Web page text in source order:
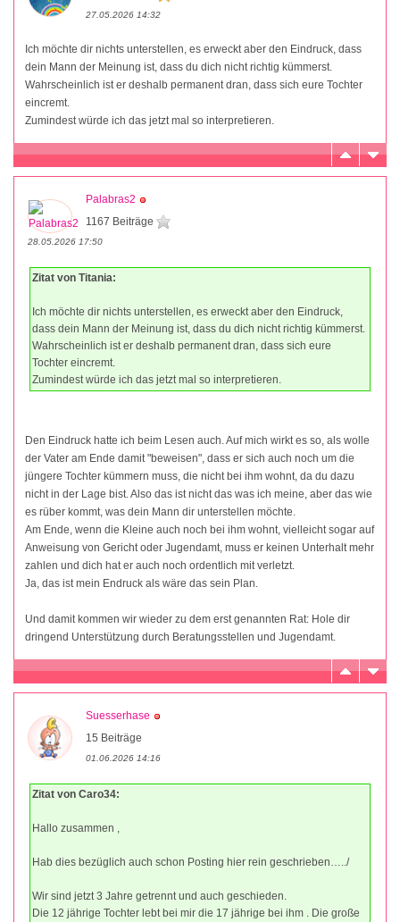
27.05.2026 14:32
Ich möchte dir nichts unterstellen, es erweckt aber den Eindruck, dass
dein Mann der Meinung ist, dass du dich nicht richtig kümmerst.
Wahrscheinlich ist er deshalb permanent dran, dass sich eure Tochter
eincremt.
Zumindest würde ich das jetzt mal so interpretieren.
Palabras2
1167 Beiträge
28.05.2026 17:50
Zitat von Titania:
Ich möchte dir nichts unterstellen, es erweckt aber den Eindruck,
dass dein Mann der Meinung ist, dass du dich nicht richtig kümmerst.
Wahrscheinlich ist er deshalb permanent dran, dass sich eure
Tochter eincremt.
Zumindest würde ich das jetzt mal so interpretieren.
Den Eindruck hatte ich beim Lesen auch. Auf mich wirkt es so, als wolle
der Vater am Ende damit "beweisen", dass er sich auch noch um die
jüngere Tochter kümmern muss, die nicht bei ihm wohnt, da du dazu
nicht in der Lage bist. Also das ist nicht das was ich meine, aber das wie
es rüber kommt, was dein Mann dir unterstellen möchte.
Am Ende, wenn die Kleine auch noch bei ihm wohnt, vielleicht sogar auf
Anweisung von Gericht oder Jugendamt, muss er keinen Unterhalt mehr
zahlen und dich hat er auch noch ordentlich mit verletzt.
Ja, das ist mein Endruck als wäre das sein Plan.
Und damit kommen wir wieder zu dem erst genannten Rat: Hole dir
dringend Unterstützung durch Beratungsstellen und Jugendamt.
Suesserhase
15 Beiträge
01.06.2026 14:16
Zitat von Caro34:
Hallo zusammen ,
Hab dies bezüglich auch schon Posting hier rein geschrieben…../
Wir sind jetzt 3 Jahre getrennt und auch geschieden.
Die 12 jährige Tochter lebt bei mir die 17 jährige bei ihm . Die große